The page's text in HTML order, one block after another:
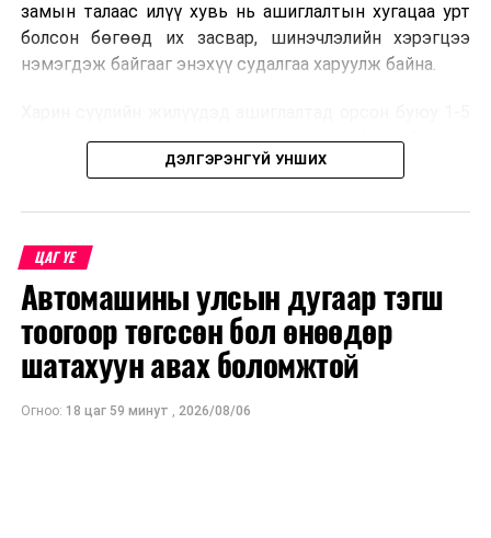
замын талаас илүү хувь нь ашиглалтын хугацаа урт
болсон бөгөөд их засвар, шинэчлэлийн хэрэгцээ
нэмэгдэж байгааг энэхүү судалгаа харуулж байна.
жилийн насжилттай авто замууд нь Улаанбаатар-
Дархан-Сүхбаатар, Улаанбаатар-Мандалговь-
коридорууд болон зарим аймгийн төвүүдийг
холбосон чиглэлүүдэд төвлөрчээ.
Авто замын насжилтыг тогтмол үнэлж, их засвар,
ээлжит засвар арчлалтын ажлыг шинжлэх ухааны
үндэслэлтэй төлөвлөх нь замын хөдөлгөөний
аюулгүй байдлыг хангах, ашиглалтын хугацааг
төлөвлөхөд чухал ач холбогдолтойг албаныхан хэлж
ДЭЛГЭРЭНГҮЙ УНШИХ
ЦАГ ҮЕ
Автомашины улсын дугаар тэгш
тоогоор төгссөн бол өнөөдөр
шатахуун авах боломжтой
Огноо: 18 цаг 59 минут , 2026/08/06